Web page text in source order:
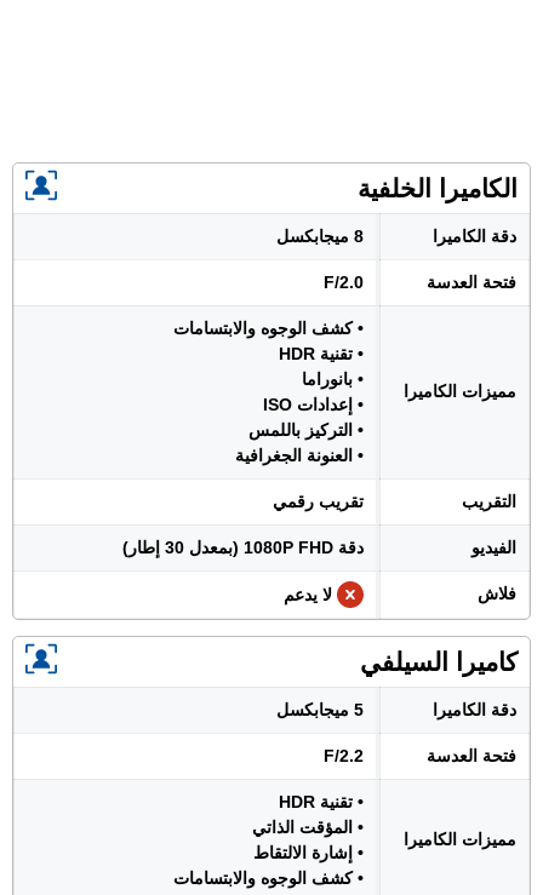
الكاميرا الخلفية
دقة الكاميرا 8 ميجابكسل
فتحة العدسة F/2.0
مميزات الكاميرا
• كشف الوجوه والابتسامات
• تقنية HDR
• بانوراما
• إعدادات ISO
• التركيز باللمس
• العنونة الجغرافية
التقريب تقريب رقمي
الفيديو دقة 1080P FHD (بمعدل 30 إطار)
فلاش لا يدعم
كاميرا السيلفي
دقة الكاميرا 5 ميجابكسل
فتحة العدسة F/2.2
مميزات الكاميرا
• تقنية HDR
• المؤقت الذاتي
• إشارة الالتقاط
• كشف الوجوه والابتسامات